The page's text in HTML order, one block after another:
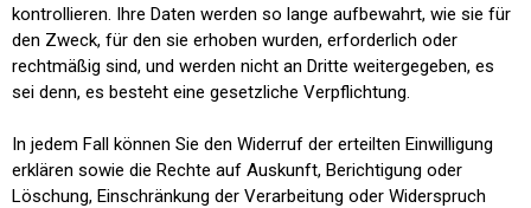
kontrollieren. Ihre Daten werden so lange aufbewahrt, wie sie für
den Zweck, für den sie erhoben wurden, erforderlich oder
rechtmäßig sind, und werden nicht an Dritte weitergegeben, es
sei denn, es besteht eine gesetzliche Verpflichtung.
In jedem Fall können Sie den Widerruf der erteilten Einwilligung
erklären sowie die Rechte auf Auskunft, Berichtigung oder
Löschung, Einschränkung der Verarbeitung oder Widerspruch